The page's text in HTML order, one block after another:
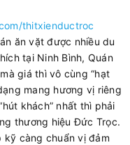
thitxienductroc
ăn vặt được nhiều du
tại Ninh Bình, Quán
giá thì vô cùng “hạt
mang hương vị riêng
khách” nhất thì phải
thương hiệu Đức Trọc.
kỹ càng chuẩn vị đảm